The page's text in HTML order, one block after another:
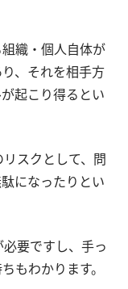
織・個人自体が
、それを相手方
起こり得るとい
スクとして、問
になったりとい
要ですし、手っ
もわかります。